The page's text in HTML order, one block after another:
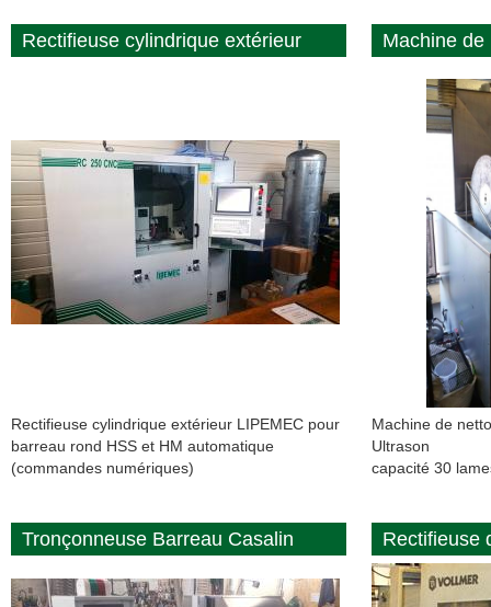
Rectifieuse cylindrique extérieur Machine de
Rectifieuse cylindrique extérieur LIPEMEC pour
barreau rond HSS et HM automatique
(commandes numériques)
Machine de
Ultrason
capacité 30
Tronçonneuse Barreau Casalin Rectifieuse